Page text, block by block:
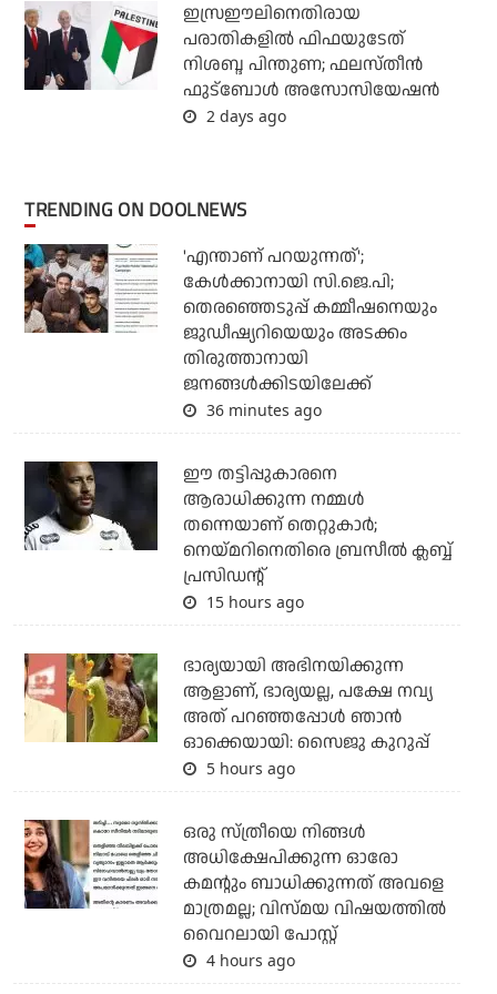
ഇസ്രഈലിനെതിരായ
പരാതികളില്‍ ഫിഫയുടേത്
നിശബ്ദ പിന്തുണ; ഫലസ്തീന്‍
ഫുട്‌ബോള്‍ അസോസിയേഷന്‍
2 days ago
TRENDING ON DOOLNEWS
'എന്താണ് പറയുന്നത്';
കേള്‍ക്കാനായി സി.ജെ.പി;
തെരഞ്ഞെടുപ്പ് കമ്മീഷനെയും
ജുഡീഷ്യറിയെയും അടക്കം
തിരുത്താനായി
ജനങ്ങള്‍ക്കിടയിലേക്ക്
36 minutes ago
ഈ തട്ടിപ്പുകാരനെ
ആരാധിക്കുന്ന നമ്മള്‍
തന്നെയാണ് തെറ്റുകാര്‍;
നെയ്മറിനെതിരെ ബ്രസീല്‍ ക്ലബ്ബ്
പ്രസിഡന്റ്
15 hours ago
ഭാര്യയായി അഭിനയിക്കുന്ന
ആളാണ്, ഭാര്യയല്ല, പക്ഷേ നവ്യ
അത് പറഞ്ഞപ്പോള്‍ ഞാന്‍
ഓക്കെയായി: സൈജു കുറുപ്പ്
5 hours ago
ഒരു സ്ത്രീയെ നിങ്ങള്‍
അധിക്ഷേപിക്കുന്ന ഓരോ
കമന്റും ബാധിക്കുന്നത് അവളെ
മാത്രമല്ല; വിസ്മയ വിഷയത്തില്‍
വൈറലായി പോസ്റ്റ്
4 hours ago